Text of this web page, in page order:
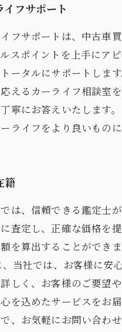
イフサポート
フサポートは、中古車
スポイントを上手にア
ータルにサポートしま
えるカーライフ相談室
寧にお答えいたします
ライフをより良いもの
籍
は、信頼できる鑑定士
査定し、正確な価格を
を算出することができ
、当社では、お客様に
しく、お客様のご要望
を込めたサービスをお
、お気軽にお問い合わせ